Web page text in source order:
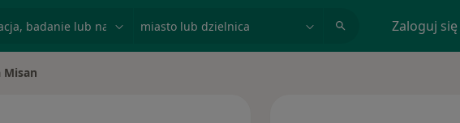
Zaloguj się
Misan